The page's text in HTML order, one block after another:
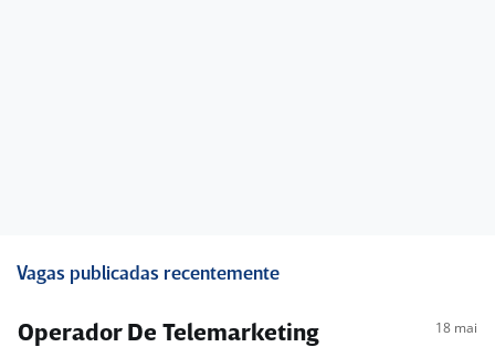
Vagas publicadas recentemente
Operador De Telemarketing 18 mai